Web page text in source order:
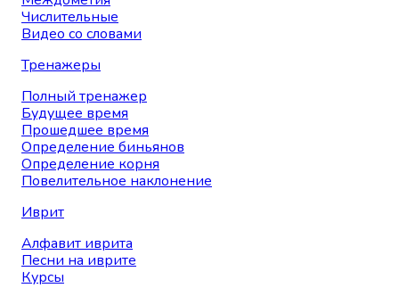
Числительные
Видео со словами
Тренажеры
Полный тренажер
Будущее время
Прошедшее время
Определение биньянов
Определение корня
Повелительное наклонение
Иврит
Алфавит иврита
Песни на иврите
Курсы